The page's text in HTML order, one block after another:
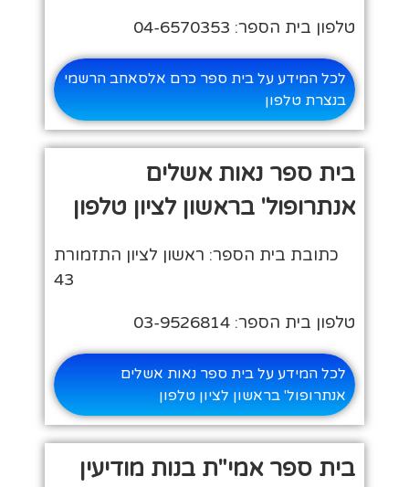
טלפון בית הספר: 04-6570353
לכל המידע על בית ספר כרם אלסאחב הרשמי
בנצרת טלפון
בית ספר נאות אשלים
אנתרופול' בראשון לציון טלפון
כתובת בית הספר: ראשון לציון התזמורת
43
טלפון בית הספר: 03-9526814
לכל המידע על בית ספר נאות אשלים
אנתרופול' בראשון לציון טלפון
בית ספר אמי"ת בנות מודיעין